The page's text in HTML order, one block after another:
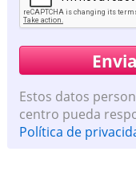
Estos datos
centro pueda
Política de